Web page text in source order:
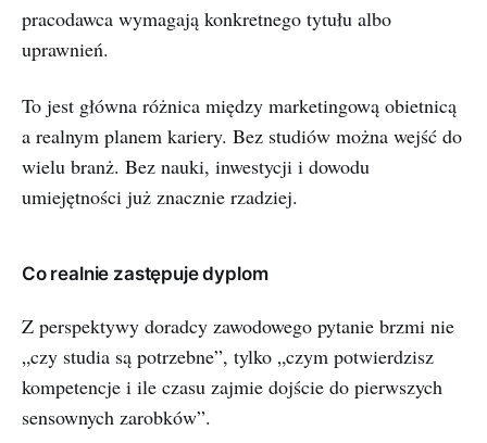
pracodawca wymagają konkretnego tytułu albo
uprawnień.
To jest główna różnica między marketingową obietnicą
a realnym planem kariery. Bez studiów można wejść do
wielu branż. Bez nauki, inwestycji i dowodu
umiejętności już znacznie rzadziej.
Co realnie zastępuje dyplom
Z perspektywy doradcy zawodowego pytanie brzmi nie
„czy studia są potrzebne”, tylko „czym potwierdzisz
kompetencje i ile czasu zajmie dojście do pierwszych
sensownych zarobków”.